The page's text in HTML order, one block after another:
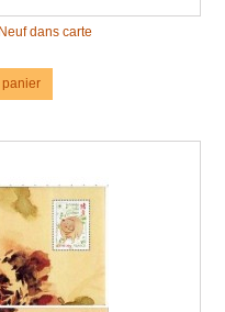
dans carte
panier